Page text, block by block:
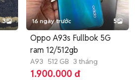
3 16 ngày trước 5
Oppo A93s Fullbok 5G
ram 12/512gb
A93 512 GB 3 tháng
1.900.000 đ